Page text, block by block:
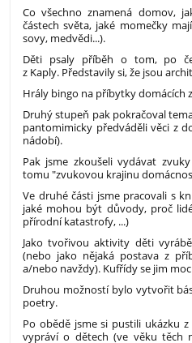
Co všechno znamená domov,
částech světa, jaké momečky
sovy, medvědi...).
Děti psaly příběh o tom, po
z Kaply. Představily si, že jsou
Hrály bingo na příbytky domácích
Druhý stupeň pak pokračoval
pantomimicky předváděli věci z
nádobí).
Pak jsme zkoušeli vydávat
tomu "zvukovou krajinu
Ve druhé části jsme pracovali s
jaké mohou být důvody, proč
přírodní katastrofy, ...)
Jako tvořivou aktivity děti
(nebo jako nějaká postava z
a/nebo navždy). Kufřídy se jim
Druhou možností bylo vytvořit
poetry.
Po obědě jsme si pustili ukázku
vypráví o dětech (ve věku těch